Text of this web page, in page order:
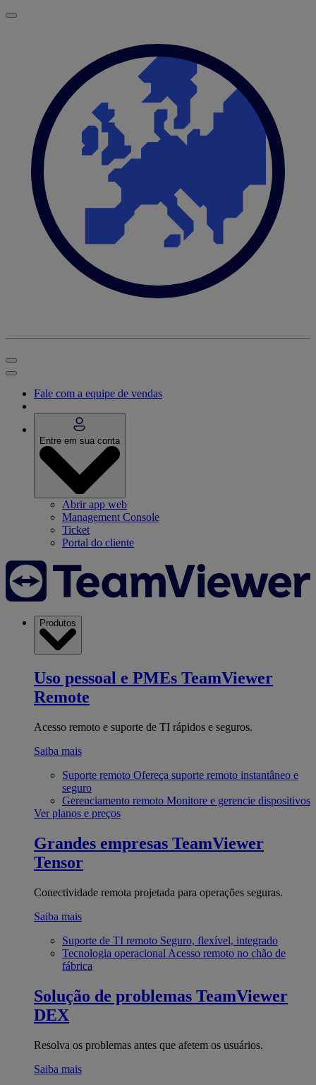
Fale com a equipe de vendas
Entre em sua conta
Abrir app web
Management Console
Ticket
Portal do cliente
Produtos
Uso pessoal e PMEs TeamViewer
Remote
Acesso remoto e suporte de TI rápidos e seguros.
Saiba mais
Suporte remoto Ofereça suporte remoto instantâneo e
seguro
Gerenciamento remoto Monitore e gerencie dispositivos
Ver planos e preços
Grandes empresas TeamViewer
Tensor
Conectividade remota projetada para operações seguras.
Saiba mais
Suporte de TI remoto Seguro, flexível, integrado
Tecnologia operacional Acesso remoto no chão de
fábrica
Solução de problemas TeamViewer
DEX
Resolva os problemas antes que afetem os usuários.
Saiba mais